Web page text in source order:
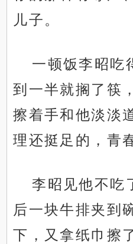
儿子。
一顿饭李昭吃
到一半就搁了筷
擦着手和他淡淡
理还挺足的，青
李昭见他不吃
后一块牛排夹到
下，又拿纸巾擦